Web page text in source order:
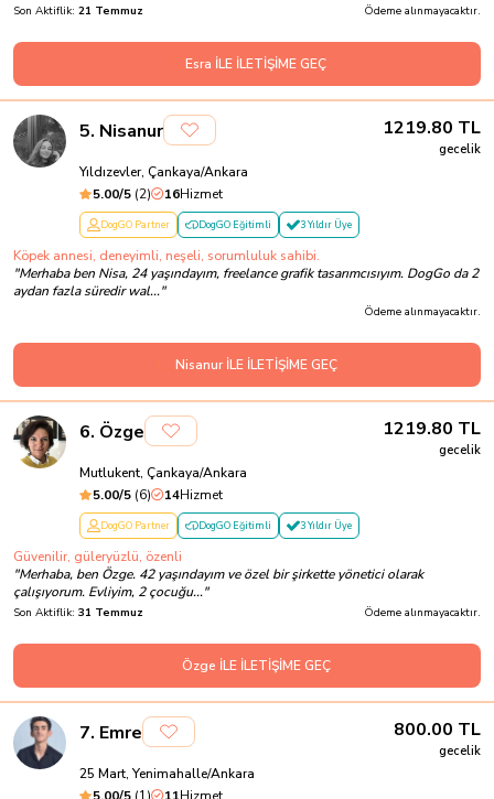
Son Aktiflik: 21 Temmuz Ödeme alınmayacaktır.
Esra İLE İLETİŞİME GEÇ
5. Nisanur 1219.80 TL
gecelik
Yıldızevler, Çankaya/Ankara
5.00/5 (2) 16Hizmet
DogGO Partner DogGO Eğitimli 3 Yıldır Üye
Köpek annesi, deneyimli, neşeli, sorumluluk sahibi.
"Merhaba ben Nisa, 24 yaşındayım, freelance grafik tasarımcısıyım. DogGo da 2
aydan fazla süredir wal..."
Ödeme alınmayacaktır.
Nisanur İLE İLETİŞİME GEÇ
6. Özge 1219.80 TL
gecelik
Mutlukent, Çankaya/Ankara
5.00/5 (6) 14Hizmet
DogGO Partner DogGO Eğitimli 3 Yıldır Üye
Güvenilir, güleryüzlü, özenli
"Merhaba, ben Özge. 42 yaşındayım ve özel bir şirkette yönetici olarak
çalışıyorum. Evliyim, 2 çocuğu..."
Son Aktiflik: 31 Temmuz Ödeme alınmayacaktır.
Özge İLE İLETİŞİME GEÇ
7. Emre 800.00 TL
gecelik
25 Mart, Yenimahalle/Ankara